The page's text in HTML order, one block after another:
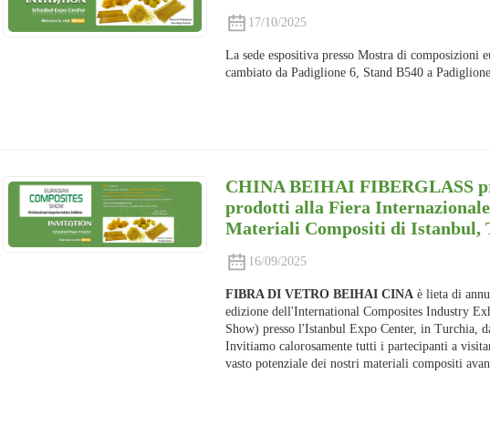
17/10/2025
La sede espositiva presso Mostra di composizioni
cambiato da Padiglione 6, Stand B540 a
CHINA BEIHAI FIBERGLASS
prodotti alla Fiera
Materiali Compositi di Istanbul,
16/09/2025
FIBRA DI VETRO BEIHAI CINA è lieta di
edizione dell'International Composites Industry
Show) presso l'Istanbul Expo Center, in Turchia,
Invitiamo calorosamente tutti i partecipanti a
vasto potenziale dei nostri materiali compositi